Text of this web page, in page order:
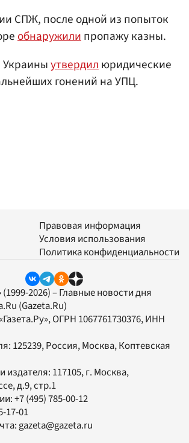
СПЖ, после одной из попыток
обнаружилипропажу казны.
Украиныутвердилюридические
гонений на УПЦ.
Правовая информация
Условия использования
Политика конфиденциальности
2026) – Главные новости дня
(Gazeta.Ru)
, ОГРН 1067761730376, ИНН
125239, Россия, Москва, Коптевская
издателя: 117105, г. Москва,
д.9, стр.1
+7 (495) 785-00-12
17-01
gazeta@gazeta.ru